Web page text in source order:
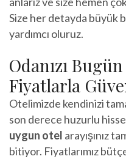
Size her detayda büyük
yardımcı oluruz.
Odanızı
Fiyatlarla
Otelimizde kendinizi
son derece huzurlu
uygun otel arayışınız
bitiyor. Fiyatlarımız